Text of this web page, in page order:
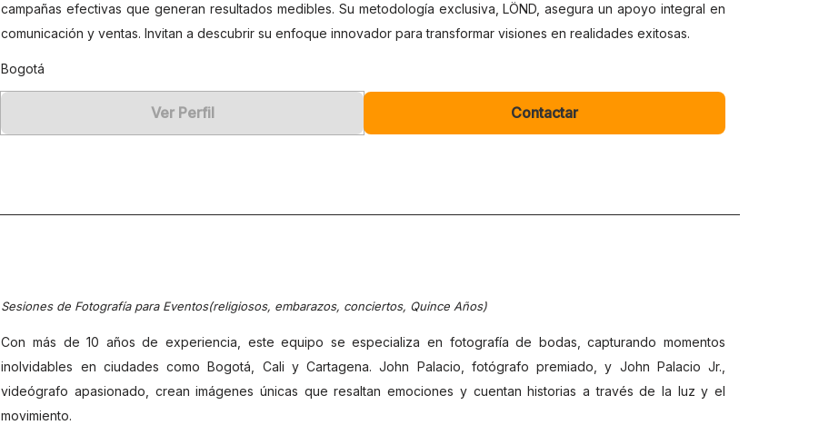
campañas efectivas que generan resultados medibles. Su metodología exclusiva, LÖND, asegura un apoyo integral en
comunicación y ventas. Invitan a descubrir su enfoque innovador para transformar visiones en realidades exitosas.
Bogotá
Ver Perfil Contactar
Sesiones de Fotografía para Eventos(religiosos, embarazos, conciertos, Quince Años)
Con más de 10 años de experiencia, este equipo se especializa en fotografía de bodas, capturando momentos
inolvidables en ciudades como Bogotá, Cali y Cartagena. John Palacio, fotógrafo premiado, y John Palacio Jr.,
videógrafo apasionado, crean imágenes únicas que resaltan emociones y cuentan historias a través de la luz y el
movimiento.